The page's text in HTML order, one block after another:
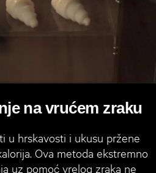
na vrućem zraku
u hrskavosti i ukusu pržene
Ova metoda ekstremno
uz pomoć vrelog zraka ne